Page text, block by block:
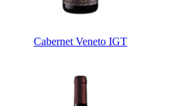
Cabernet Veneto IGT